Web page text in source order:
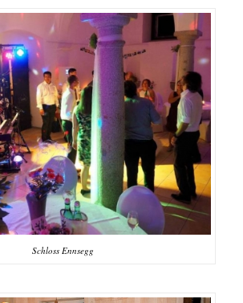
Oberbauergut